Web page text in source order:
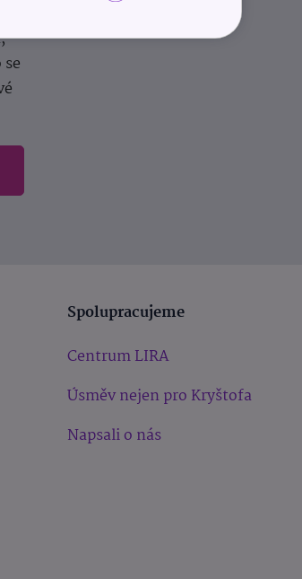
Spolupracujeme
Centrum LIRA
Úsměv nejen pro Kryštofa
Napsali o nás